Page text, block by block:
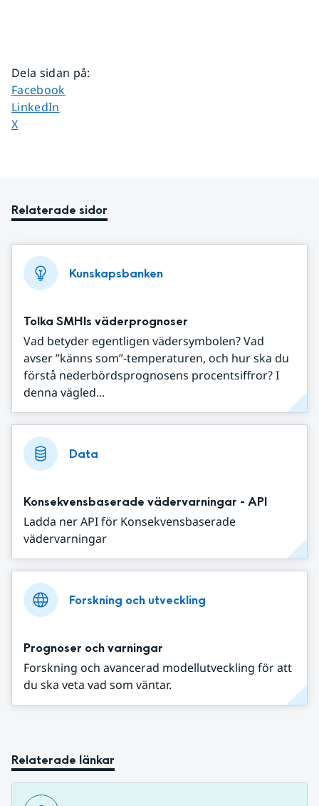
Dela sidan på:
Dela sidan på
Facebook
Dela sidan på
LinkedIn
Dela sidan på
X
Relaterade sidor
Kunskapsbanken
Tolka SMHIs väderprognoser
Vad betyder egentligen vädersymbolen? Vad
avser ”känns som”-temperaturen, och hur ska du
förstå nederbördsprognosens procentsiffror? I
denna vägled...
Data
Konsekvensbaserade vädervarningar - API
Ladda ner API för Konsekvensbaserade
vädervarningar
Forskning och utveckling
Prognoser och varningar
Forskning och avancerad modellutveckling för att
du ska veta vad som väntar.
Relaterade länkar